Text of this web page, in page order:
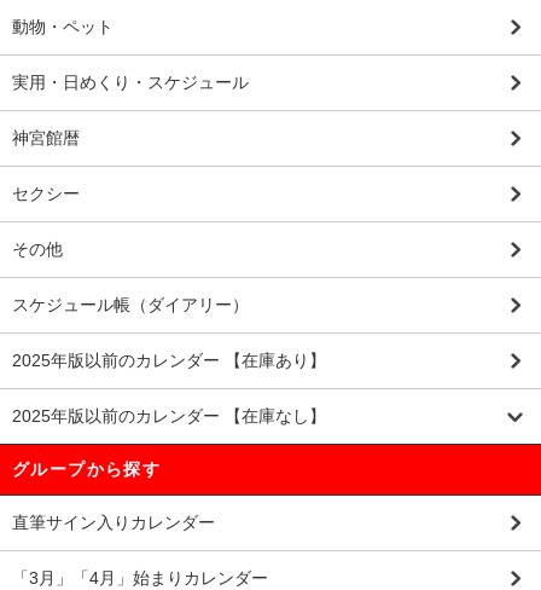
動物・ペット
実用・日めくり・スケジュール
神宮館暦
セクシー
その他
スケジュール帳（ダイアリー）
2025年版以前のカレンダー 【在庫あり】
2025年版以前のカレンダー 【在庫なし】
グループから探す
直筆サイン入りカレンダー
「3月」「4月」始まりカレンダー